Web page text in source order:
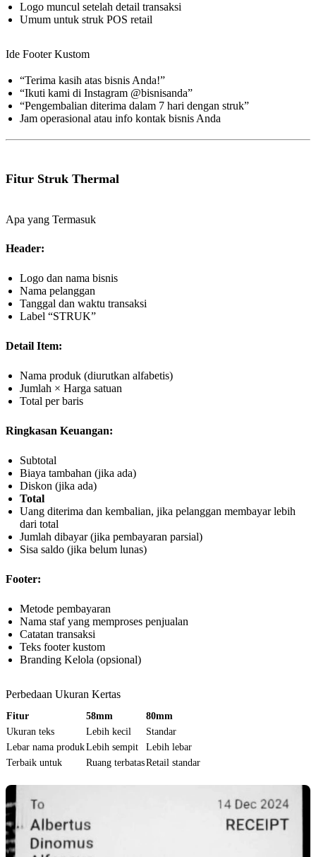
Logo muncul setelah detail transaksi
Umum untuk struk POS retail
Ide Footer Kustom
“Terima kasih atas bisnis Anda!”
“Ikuti kami di Instagram @bisnisanda”
“Pengembalian diterima dalam 7 hari dengan struk”
Jam operasional atau info kontak bisnis Anda
Fitur Struk Thermal
Apa yang Termasuk
Header:
Logo dan nama bisnis
Nama pelanggan
Tanggal dan waktu transaksi
Label “STRUK”
Detail Item:
Nama produk (diurutkan alfabetis)
Jumlah × Harga satuan
Total per baris
Ringkasan Keuangan:
Subtotal
Biaya tambahan (jika ada)
Diskon (jika ada)
Total
Uang diterima dan kembalian, jika pelanggan membayar lebih
dari total
Jumlah dibayar (jika pembayaran parsial)
Sisa saldo (jika belum lunas)
Footer:
Metode pembayaran
Nama staf yang memproses penjualan
Catatan transaksi
Teks footer kustom
Branding Kelola (opsional)
Perbedaan Ukuran Kertas
Fitur 58mm
80mm
Ukuran teks
Lebih kecil
Standar
Lebar nama produkLebih sempit
Lebih lebar
Terbaik untuk
Ruang terbatasRetail standar